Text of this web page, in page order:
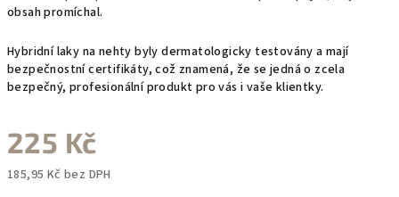
obsah promíchal.
Hybridní laky na nehty byly dermatologicky testovány a mají
bezpečnostní certifikáty, což znamená, že se jedná o zcela
bezpečný, profesionální produkt pro vás i vaše klientky.
225 Kč
185,95 Kč bez DPH